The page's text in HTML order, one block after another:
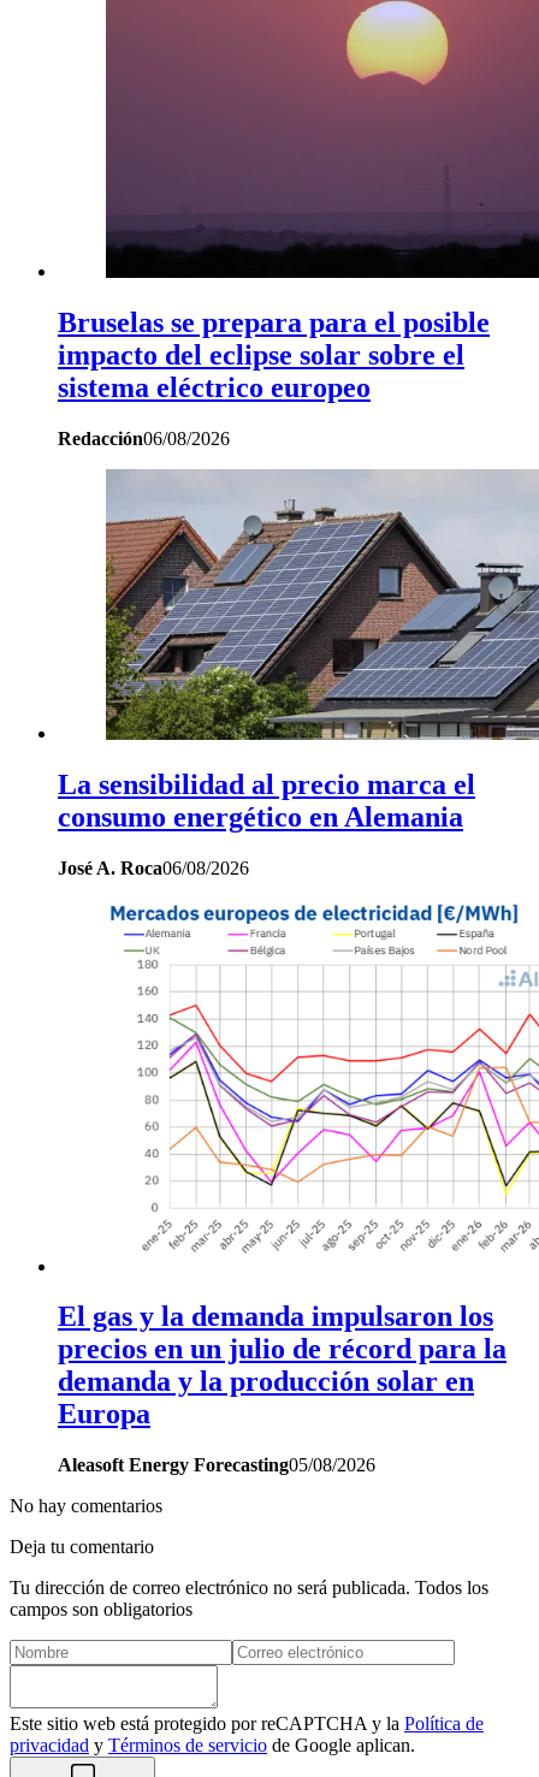
Bruselas se prepara para el posible
impacto del eclipse solar sobre el
sistema eléctrico europeo
Redacción06/08/2026
La sensibilidad al precio marca el
consumo energético en Alemania
José A. Roca06/08/2026
El gas y la demanda impulsaron los
precios en un julio de récord para la
demanda y la producción solar en
Europa
Aleasoft Energy Forecasting05/08/2026
No hay comentarios
Deja tu comentario
Tu dirección de correo electrónico no será publicada. Todos los
campos son obligatorios
Este sitio web está protegido por reCAPTCHA y la Política de
privacidad y Términos de servicio de Google aplican.